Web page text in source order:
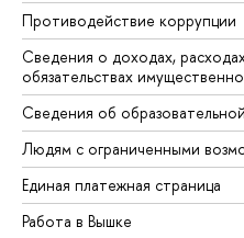
Противодействие коррупции
Сведения о доходах,
обязательствах
Сведения об
Людям с ограниченными
Единая платежная страница
Работа в Вышке